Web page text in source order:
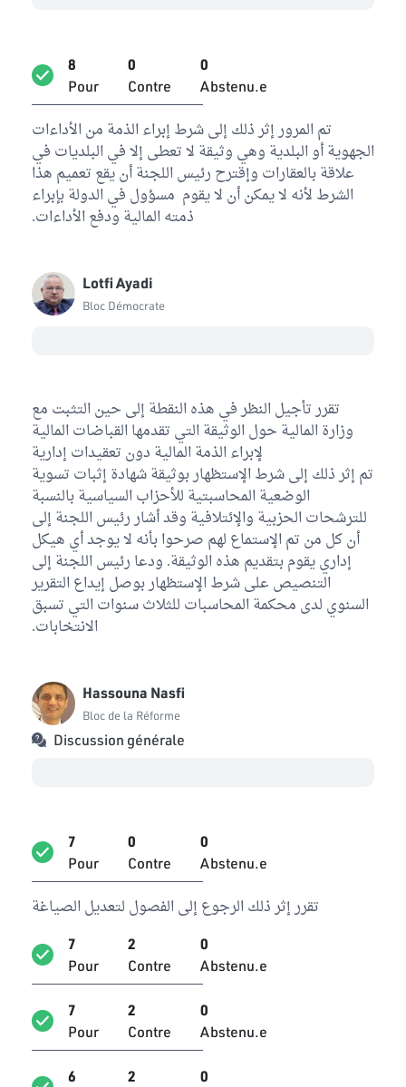
8
Pour
0
Contre
0
Abstenu.e
تم المرور إثر ذلك إلى شرط إبراء الذمة من الأداءات
الجهوية أو البلدية وهي وثيقة لا تعطى إلا في البلديات في
علاقة بالعقارات وإقترح رئيس اللجنة أن يقع تعميم هذا
الشرط لأنه لا يمكن أن لا يقوم مسؤول في الدولة بإبراء
ذمته المالية ودفع الأداءات.
Lotfi Ayadi
Bloc Démocrate
تقرر تأجيل النظر في هذه النقطة إلى حين التثبت مع
وزارة المالية حول الوثيقة التي تقدمها القباضات المالية
لإبراء الذمة المالية دون تعقيدات إدارية
تم إثر ذلك إلى شرط الإستظهار بوثيقة شهادة إثبات تسوية
الوضعية المحاسبتية للأحزاب السياسية بالنسبة
للترشحات الحزبية والإئتلافية وقد أشار رئيس اللجنة إلى
أن كل من تم الإستماع لهم صرحوا بأنه لا يوجد أي هيكل
إداري يقوم بتقديم هذه الوثيقة. ودعا رئيس اللجنة إلى
التنصيص على شرط الإستظهار بوصل إيداع التقرير
السنوي لدى محكمة المحاسبات للثلاث سنوات التي تسبق
الانتخابات.
Hassouna Nasfi
Bloc de la Réforme
Discussion générale
7
Pour
0
Contre
0
Abstenu.e
تقرر إثر ذلك الرجوع إلى الفصول لتعديل الصياغة
7
Pour
2
Contre
0
Abstenu.e
7
Pour
2
Contre
0
Abstenu.e
6
2
0